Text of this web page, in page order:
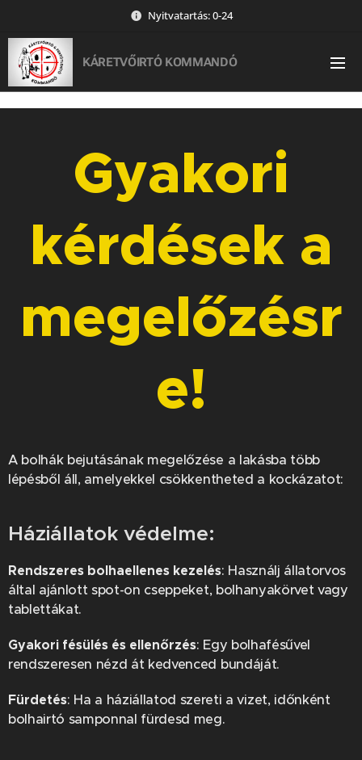
Nyitvatartás: 0-24
KÁRETVŐIRTÓ KOMMANDÓ
Gyakori
kérdések a
megelőzésr
e!
A bolhák bejutásának megelőzése a lakásba több
lépésből áll, amelyekkel csökkentheted a kockázatot:
Háziállatok védelme:
Rendszeres bolhaellenes kezelés: Használj állatorvos
által ajánlott spot-on cseppeket, bolhanyakörvet vagy
tablettákat.
Gyakori fésülés és ellenőrzés: Egy bolhafésűvel
rendszeresen nézd át kedvenced bundáját.
Fürdetés: Ha a háziállatod szereti a vizet, időnként
bolhairtó samponnal fürdesd meg.